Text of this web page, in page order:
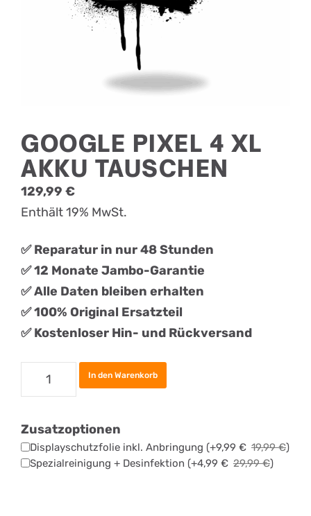
GOOGLE PIXEL 4 XL
AKKU TAUSCHEN
129,99 €
Enthält 19% MwSt.
✅ Reparatur in nur 48 Stunden
✅ 12 Monate Jambo-Garantie
✅ Alle Daten bleiben erhalten
✅ 100% Original Ersatzteil
✅ Kostenloser Hin- und Rückversand
Google
Pixel
XL
Akku
In den Warenkorb
Zusatzoptionen
Displayschutzfolie inkl. Anbringung (+9,99 € 19,99€)
Spezialreinigung + Desinfektion (+4,99 € 29,99€)